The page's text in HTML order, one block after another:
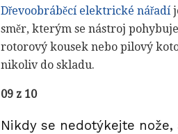
Dřevoobráběcí elektrické nářadí
směr, kterým se nástroj
rotorový kousek nebo pilový
nikoliv do skladu.
09 z 10
Nikdy se nedotýkejte